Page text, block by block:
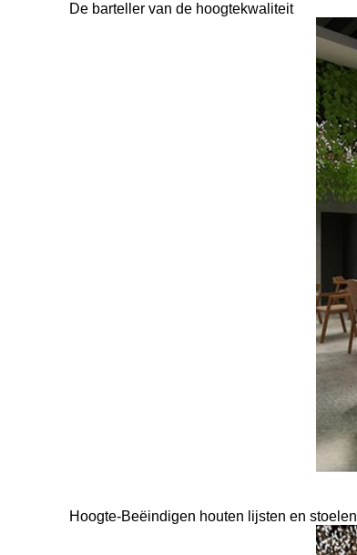
De barteller van de hoogtekwaliteit
Hoogte-Beëindigen houten lijsten en stoelen